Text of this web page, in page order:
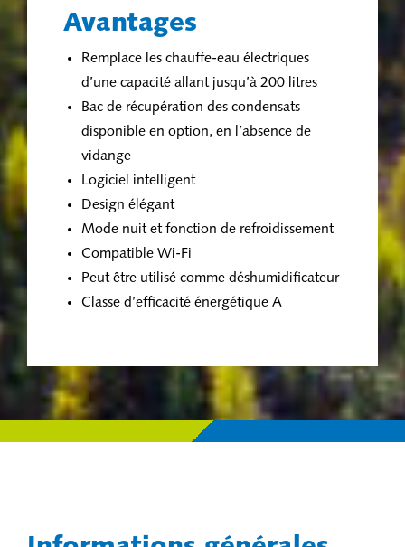
Avantages
Remplace les chauffe-eau électriques
d’une capacité allant jusqu’à 200 litres
Bac de récupération des condensats
disponible en option, en l’absence de
vidange
Logiciel intelligent
Design élégant
Mode nuit et fonction de refroidissement
Compatible Wi-Fi
Peut être utilisé comme déshumidificateur
Classe d’efficacité énergétique A